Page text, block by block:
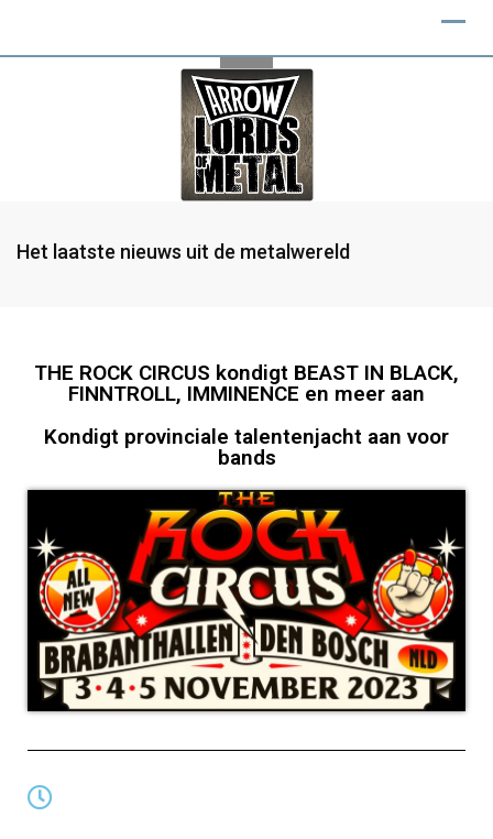
Het laatste nieuws uit de metalwereld
THE ROCK CIRCUS kondigt BEAST IN BLACK,
FINNTROLL, IMMINENCE en meer aan
Kondigt provinciale talentenjacht aan voor
bands